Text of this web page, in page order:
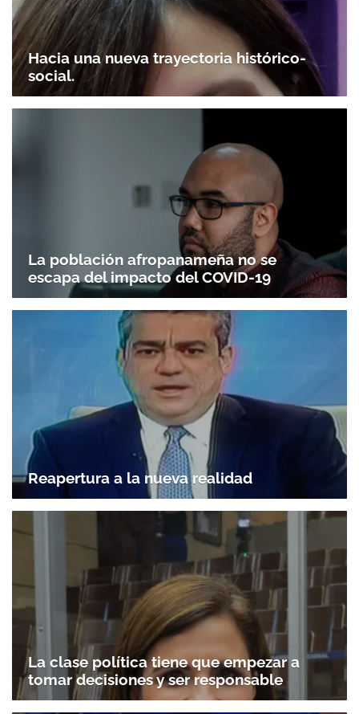
Hacia una nueva trayectoria histórico-
social.
La población afropanameña no se
escapa del impacto del COVID-19
Reapertura a la nueva realidad
La clase política tiene que empezar a
tomar decisiones y ser responsable